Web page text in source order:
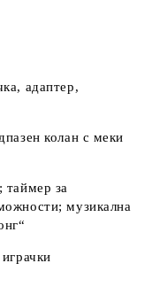
адаптер,
колан с меки
таймер за
музикална